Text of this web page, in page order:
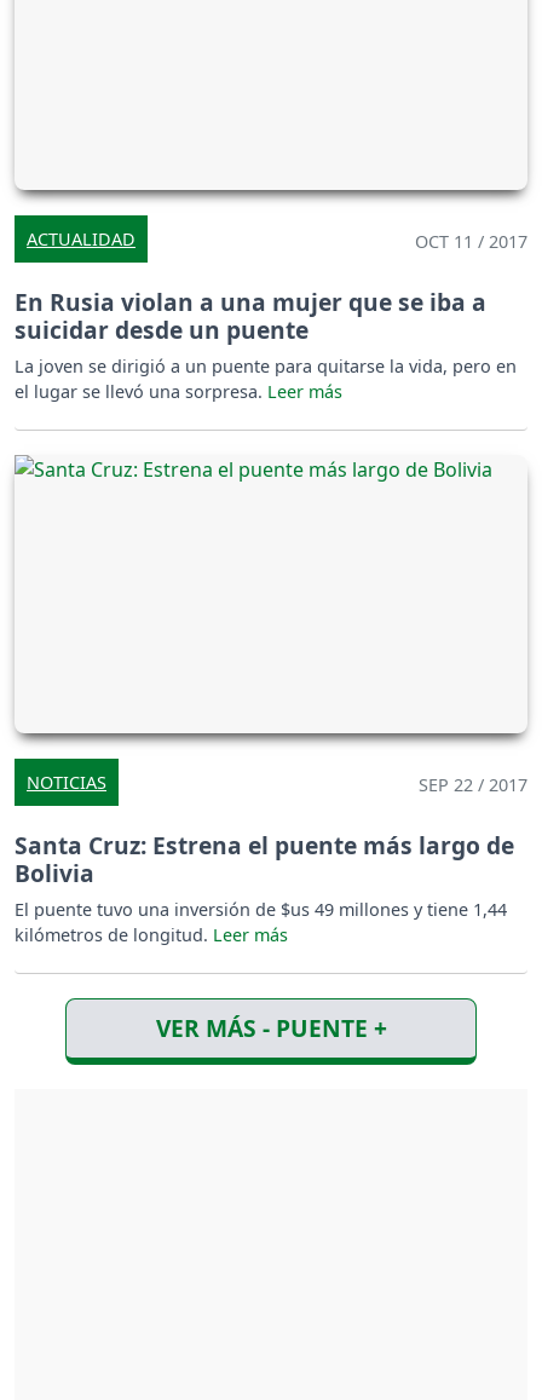
ACTUALIDAD OCT 11 / 2017
En Rusia violan a una mujer que se iba a
suicidar desde un puente
La joven se dirigió a un puente para quitarse la vida, pero en
el lugar se llevó una sorpresa.
NOTICIAS SEP 22 / 2017
Santa Cruz: Estrena el puente más largo de
Bolivia
El puente tuvo una inversión de $us 49 millones y tiene 1,44
kilómetros de longitud.
VER MÁS - PUENTE +